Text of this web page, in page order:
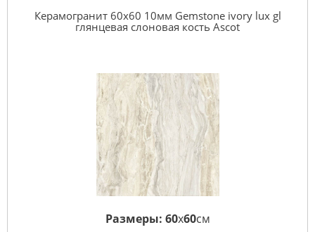
Керамогранит 60x60 10мм Gemstone ivory lux gl
глянцевая слоновая кость Ascot
Размеры: 60x60см